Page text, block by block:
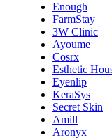
Enough
FarmStay
3W Clinic
Ayoume
Cosrx
Esthetic
Eyenlip
KeraSys
Secret Skin
Amill
Aronyx